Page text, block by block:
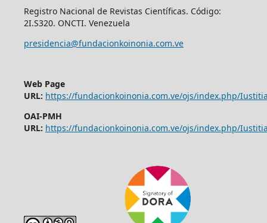
Registro Nacional de Revistas Científicas. Código:
2I.S320. ONCTI. Venezuela
presidencia@fundacionkoinonia.com.ve
Web Page
URL: https://fundacionkoinonia.com.ve/ojs/index.php/
OAI-PMH
URL: https://fundacionkoinonia.com.ve/ojs/index.php/